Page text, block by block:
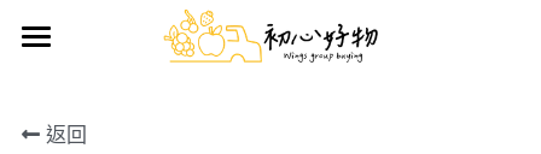
手做蛋糕
返回